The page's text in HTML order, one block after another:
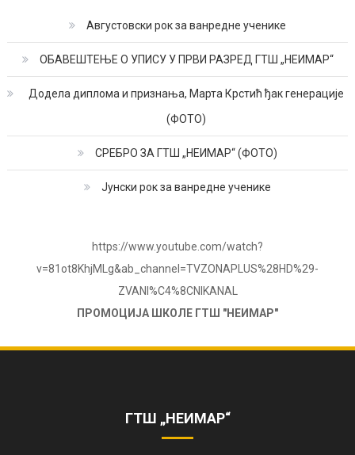
Августовски рок за ванредне ученике
ОБАВЕШТЕЊЕ О УПИСУ У ПРВИ РАЗРЕД ГТШ „НЕИМАР“
Додела диплома и признања, Марта Крстић ђак генерације
(ФОТО)
СРЕБРО ЗА ГТШ „НЕИМАР“ (ФОТО)
Јунски рок за ванредне ученике
https://www.youtube.com/watch?
v=81ot8KhjMLg&ab_channel=TVZONAPLUS%28HD%29-
ZVANI%C4%8CNIKANAL
ПРОМОЦИЈА ШКОЛЕ ГТШ "НЕИМАР"
ZVANI%C4%8CNIKANAL
ГТШ „НЕИМАР“